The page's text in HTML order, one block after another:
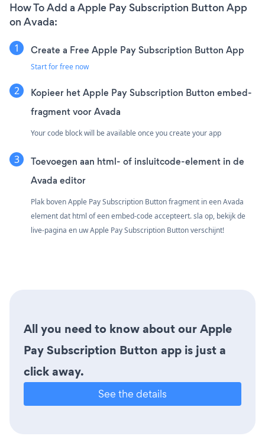
How To Add a Apple Pay Subscription Button App
on Avada:
Create a Free Apple Pay Subscription Button App
Start for free now
Kopieer het Apple Pay Subscription Button embed-
fragment voor Avada
Your code block will be available once you create your app
Toevoegen aan html- of insluitcode-element in de
Avada editor
Plak boven Apple Pay Subscription Button fragment in een Avada
element dat html of een embed-code accepteert. sla op, bekijk de
live-pagina en uw Apple Pay Subscription Button verschijnt!
All you need to know about our Apple
Pay Subscription Button app is just a
click away.
See the details